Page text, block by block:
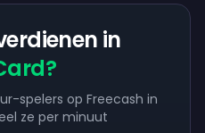
in
spelers op Freecash in
ze per minuut